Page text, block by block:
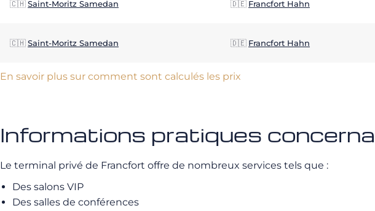
🇨🇭Saint-Moritz Samedan 🇩🇪 Francfort Hahn
🇨🇭Saint-Moritz Samedan 🇩🇪 Francfort Hahn
En savoir plus sur comment sont calculés les prix
Informations pratiques
Le terminal privé de Francfort offre de nombreux services tels que :
Des salons VIP
Des salles de conférences